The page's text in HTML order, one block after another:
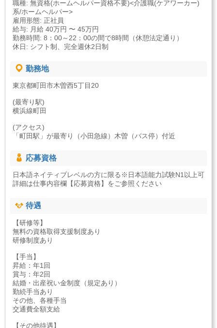
職種: 無資格(ホームヘルパー資格不要)<介護職(ケアワーカー)
系/ホームヘルパー>
雇用形態: 正社員
給与: 月給 40万円 〜 45万円
勤務時間: 8：00～22：00の間で8時間（休憩法定通り）
休日: シフト制、完全週休2日制
勤務地
東京都町田市木曽西5丁目20
(最寄り駅)
横浜線町田
(アクセス)
「町田駅」が最寄り（小田急線）木曽（バス停）付近
応募資格
日本語ネイティブレベルの方に限る※日本語能力試験N1以上可
詳細は仕事内容欄【応募資格】をご参照ください
待遇
【研修等】
無料の資格取得支援制度あり
研修制度あり
【手当】
昇給：年1回
賞与：年2回
結婚・出産祝い金制度（規定あり）
勤続手当あり
その他、各種手当
交通費全額支給
【その他待遇】